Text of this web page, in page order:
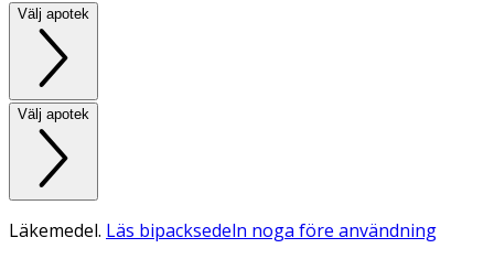
Välj apotek
Välj apotek
Läkemedel. Läs bipacksedeln noga före användning